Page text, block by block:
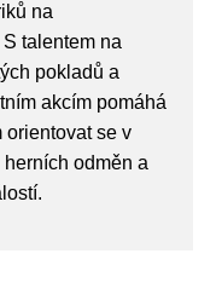
na
talentem na
pokladů a
akcím pomáhá
orientovat se v
odměn a